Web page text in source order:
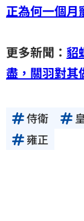
正為何一個月
更多新聞： 貂
盡，關羽對其
侍衛
雍正